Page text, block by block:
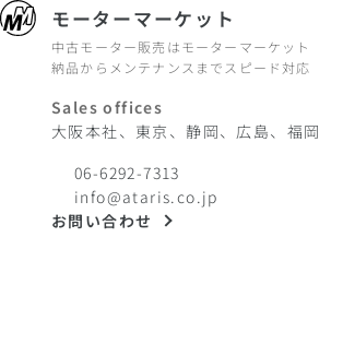
モーターマーケット
中古モーター販売はモーターマーケット
納品からメンテナンスまでスピード対応
Sales offices
大阪本社、東京、静岡、広島、福岡
06-6292-7313
info@ataris.co.jp
お問い合わせ